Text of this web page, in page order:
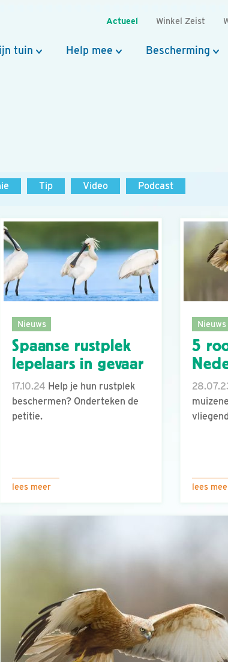
Actueel Winkel Zeist
tuin Help mee Bescherming
Tip Video Podcast
Nieuws
Spaanse rustplek
lepelaars in gevaar
17.10.24 Help je hun rustplek
beschermen? Onderteken de
petitie.
lees meer
Nieuws
5
lees